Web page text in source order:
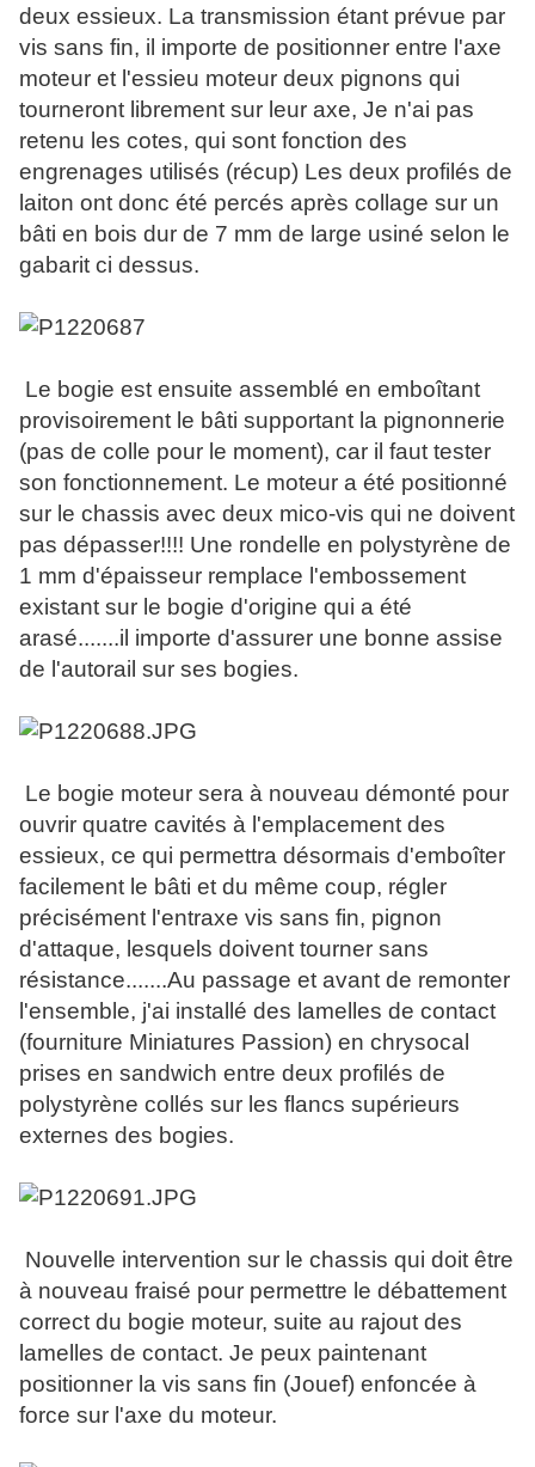
deux essieux. La transmission étant prévue par
vis sans fin, il importe de positionner entre l'axe
moteur et l'essieu moteur deux pignons qui
tourneront librement sur leur axe, Je n'ai pas
retenu les cotes, qui sont fonction des
engrenages utilisés (récup) Les deux profilés de
laiton ont donc été percés après collage sur un
bâti en bois dur de 7 mm de large usiné selon le
gabarit ci dessus.
Le bogie est ensuite assemblé en emboîtant
provisoirement le bâti supportant la pignonnerie
(pas de colle pour le moment), car il faut tester
son fonctionnement. Le moteur a été positionné
sur le chassis avec deux mico-vis qui ne doivent
pas dépasser!!!! Une rondelle en polystyrène de
1 mm d'épaisseur remplace l'embossement
existant sur le bogie d'origine qui a été
arasé.......il importe d'assurer une bonne assise
de l'autorail sur ses bogies.
Le bogie moteur sera à nouveau démonté pour
ouvrir quatre cavités à l'emplacement des
essieux, ce qui permettra désormais d'emboîter
facilement le bâti et du même coup, régler
précisément l'entraxe vis sans fin, pignon
d'attaque, lesquels doivent tourner sans
résistance.......Au passage et avant de remonter
l'ensemble, j'ai installé des lamelles de contact
(fourniture Miniatures Passion) en chrysocal
prises en sandwich entre deux profilés de
polystyrène collés sur les flancs supérieurs
externes des bogies.
Nouvelle intervention sur le chassis qui doit être
à nouveau fraisé pour permettre le débattement
correct du bogie moteur, suite au rajout des
lamelles de contact. Je peux paintenant
positionner la vis sans fin (Jouef) enfoncée à
force sur l'axe du moteur.